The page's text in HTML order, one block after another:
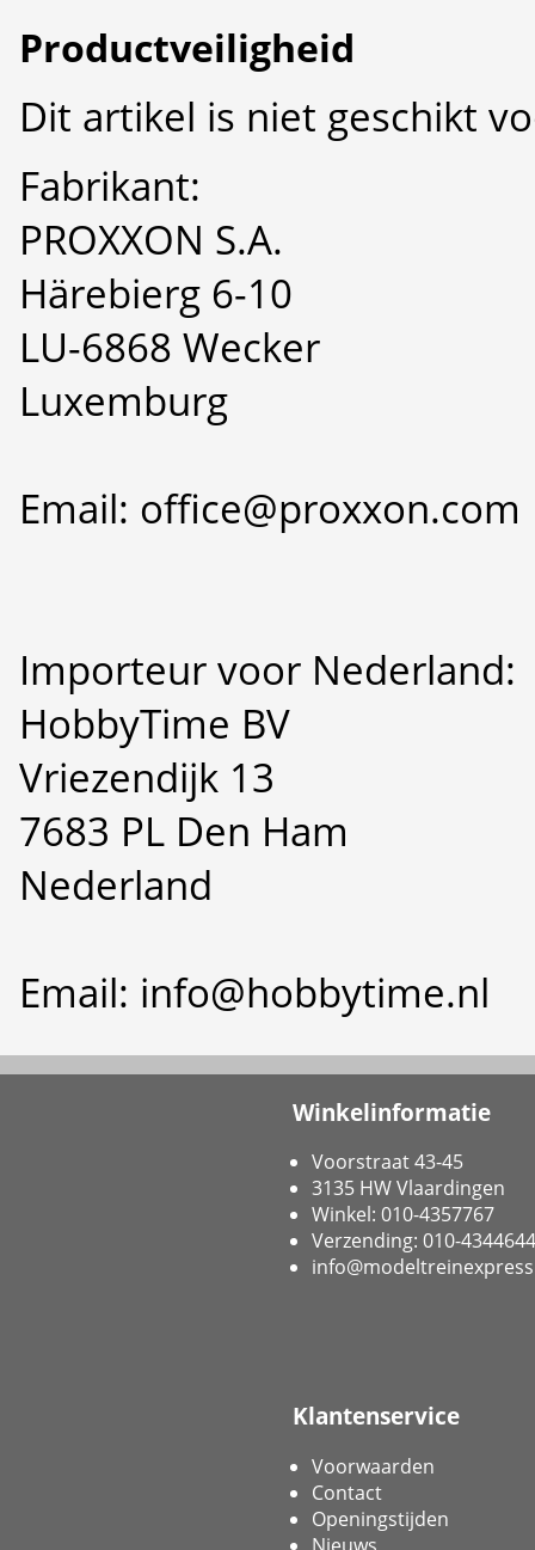
Productveiligheid
Dit artikel is niet geschikt
Fabrikant:
PROXXON S.A.
Härebierg 6-10
LU-6868 Wecker
Luxemburg
Email: office@proxxon.com
Importeur voor Nederland:
HobbyTime BV
Vriezendijk 13
7683 PL Den Ham
Nederland
Email: info@hobbytime.nl
Winkelinformatie
Voorstraat 43-45
3135 HW Vlaardingen
Winkel: 010-4357767
Verzending: 010-4344644
Klantenservice
Voorwaarden
Contact
Openingstijden